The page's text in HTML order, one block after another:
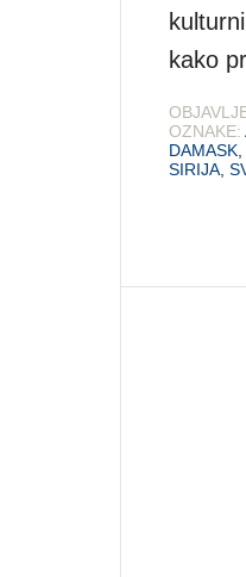
kako
OZNAKE:
DAMASK
SIRIJA